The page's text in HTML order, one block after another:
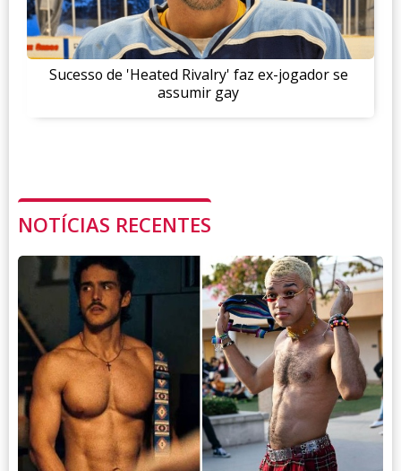
Sucesso de 'Heated Rivalry' faz ex-jogador se
assumir gay
NOTÍCIAS RECENTES